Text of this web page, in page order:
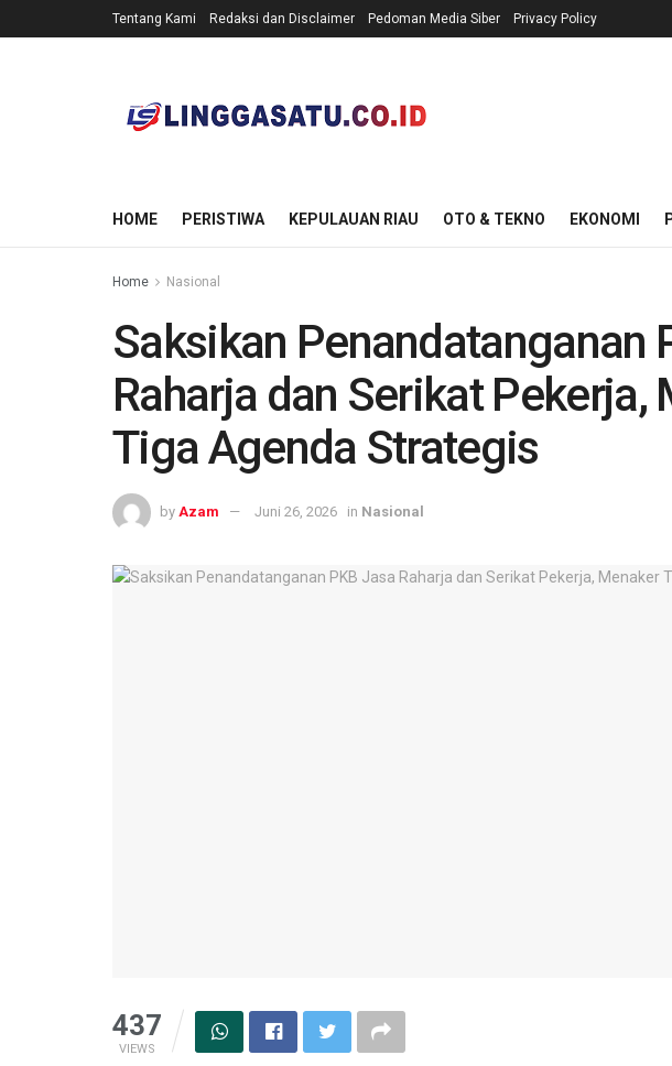
Tentang Kami Redaksi dan Disclaimer Pedoman Media Siber Privacy Policy
HOME PERISTIWA KEPULAUAN RIAU OTO & TEKNO EKONOMI
Home Nasional
Saksikan Penandatanganan
Raharja dan Serikat Pekerja,
Tiga Agenda Strategis
by Azam Juni 26, 2026 in Nasional
437
VIEWS